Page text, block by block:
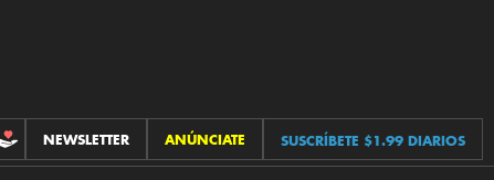
CONTRIBUCIONES
NEWSLETTER ANÚNCIATE SUSCRÍBETE $1.99 DIARIOS